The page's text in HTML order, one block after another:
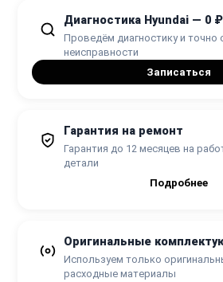
Диагностика Hyundai — 0 ₽
Проведём диагностику и точно
неисправности
Записаться
Гарантия на ремонт
Гарантия до 12 месяцев на
детали
Подробнее
Оригинальные
Используем только
расходные материалы